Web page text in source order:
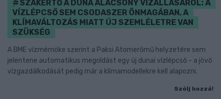
SZAKÉRTŐ A DUNA ALACSONY VÍZÁLLÁSÁRÓL: A
VÍZLÉPCSŐ SEM CSODASZER ÖNMAGÁBAN, A
KLÍMAVÁLTOZÁS MIATT ÚJ SZEMLÉLETRE VAN
SZÜKSÉG
A BME vízmérnöke szerint a Paksi Atomerőmű helyzetére sem
jelentene automatikus megoldást egy új dunai vízlépcső - a jövő
vízgazdálkodását pedig már a klímamodellekre kell alapozni.
Szólj hozzá!